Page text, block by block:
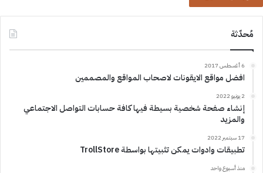
مُحدّثة
6 أغسطس 2017
افضل مواقع الايقونات لاصحاب المواقع والمصممين
2 يونيو 2022
إنشاء صفحة شخصية بسيطة فيها كافة حسابات التواصل الاجتماعي
والمزيد
17 سبتمبر 2022
تطبيقات وادوات يمكن تثبيتها بواسطة TrollStore
منذ أسبوع واحد